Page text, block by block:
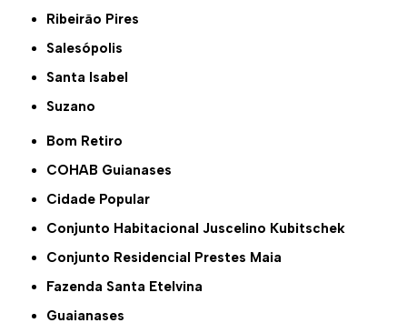
Ribeirão Pires
Salesópolis
Santa Isabel
Suzano
Bom Retiro
COHAB Guianases
Cidade Popular
Conjunto Habitacional Juscelino Kubitschek
Conjunto Residencial Prestes Maia
Fazenda Santa Etelvina
Guaianases